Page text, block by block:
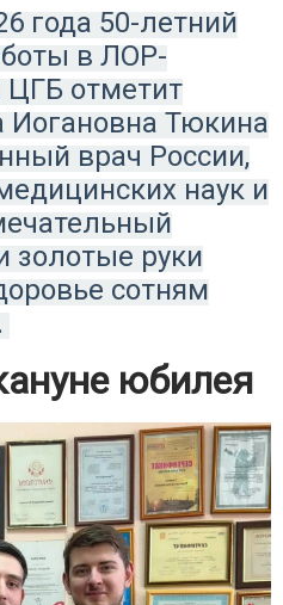
года 50-летний
в ЛОР-
ЦГБ отметит
Иогановна Тюкина
врач России,
наук и
золотые руки
сотням
юбилея